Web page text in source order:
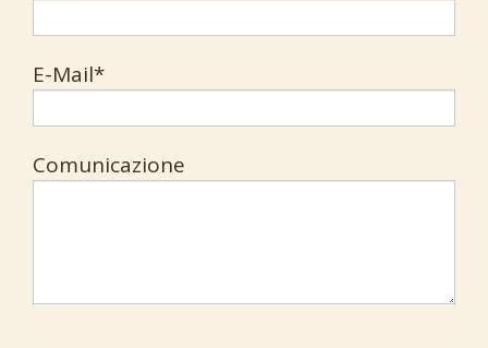
E-Mail*
Comunicazione